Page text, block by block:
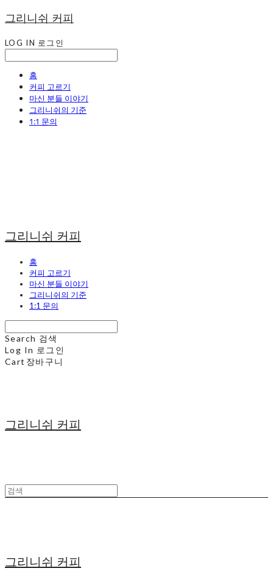
그리니쉬 커피
LOG IN 로그인
홈
커피 고르기
마신 분들 이야기
그리니쉬의 기준
1:1 문의
그리니쉬 커피
홈
커피 고르기
마신 분들 이야기
그리니쉬의 기준
1:1 문의
Search 검색
Log In 로그인
Cart 장바구니
그리니쉬 커피
그리니쉬 커피